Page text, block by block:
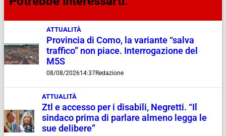
ATTUALITÀ
Provincia di Como, la variante “salva
traffico” non piace. Interrogazione del
M5S
08/08/202614:37Redazione
ATTUALITÀ
Ztl e accesso per i disabili, Negretti. “Il
sindaco prima di parlare almeno legga le
sue delibere”